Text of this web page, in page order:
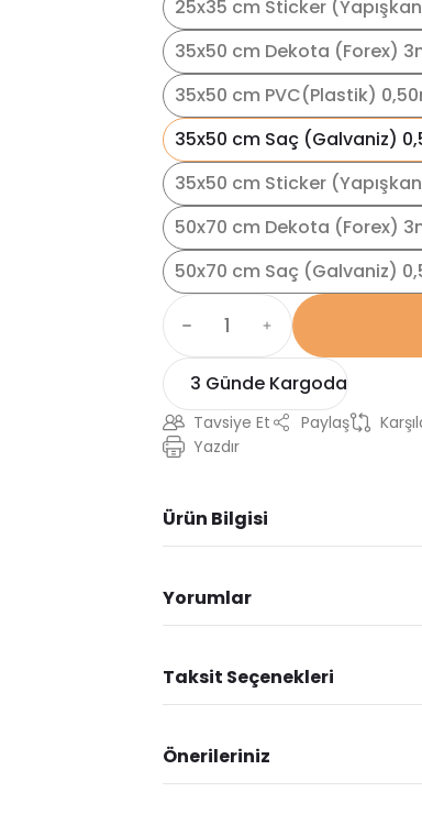
25x35 cm Sticker
35x50 cm Dekota (Forex)
35x50 cm PVC(Plastik)
35x50 cm Saç (Galvaniz)
35x50 cm Sticker
50x70 cm Dekota (Forex)
50x70 cm Saç (Galvaniz)
3 Günde Kargoda
Tavsiye Et Paylaş
Yazdır
Ürün Bilgisi
Yorumlar
Taksit Seçenekleri
Önerileriniz